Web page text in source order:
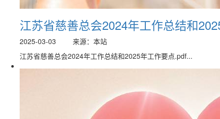
江苏省慈善总会2024年工作总结和
2025-03-03
来源：本站
江苏省慈善总会2024年工作总结和2025年工作要点.pdf...